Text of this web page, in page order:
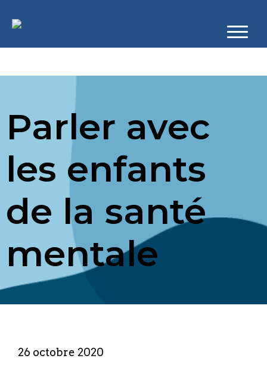
Parler avec
les enfants
de la santé
mentale
26 octobre 2020